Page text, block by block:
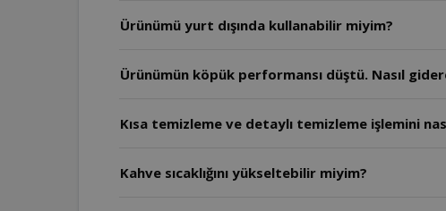
Ürünümü yurt dışında kullanabilir miyim?
Ürünümün köpük performansı düştü. Nasıl
Kısa temizleme ve detaylı temizleme işlemini
Kahve sıcaklığını yükseltebilir miyim?